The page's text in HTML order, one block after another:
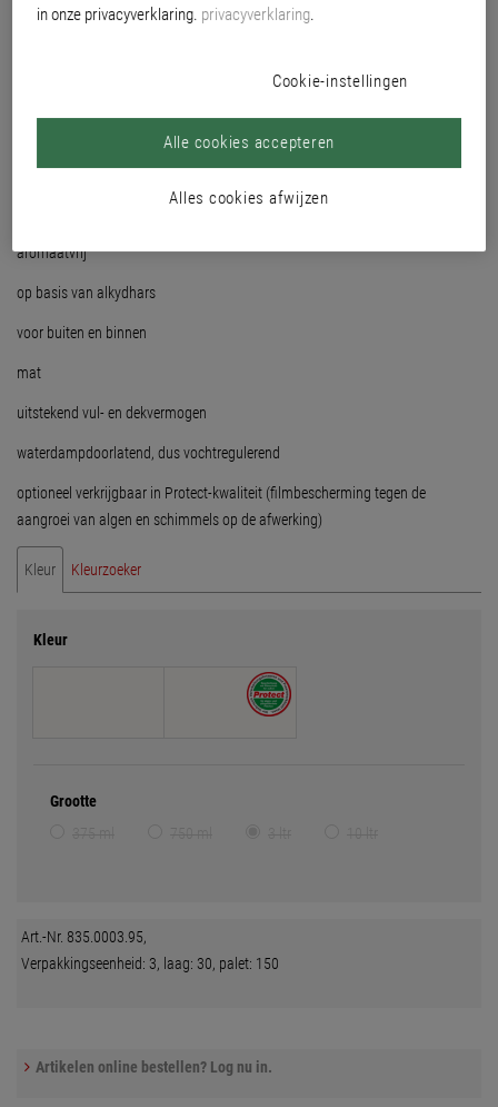
aromaatvrij
op basis van alkydhars
voor buiten en binnen
mat
uitstekend vul- en dekvermogen
waterdampdoorlatend, dus vochtregulerend
optioneel verkrijgbaar in Protect-kwaliteit (filmbescherming tegen de
aangroei van algen en schimmels op de afwerking)
Kleur Kleurzoeker
Kleur
Grootte
Art.-Nr. 835.0003.95,
Verpakkingseenheid: 3, laag: 30, palet: 150
Artikelen online bestellen? Log nu in.
in onze privacyverklaring. privacyverklaring.
Cookie-instellingen
Alles cookies afwijzen
Alle cookies accepteren